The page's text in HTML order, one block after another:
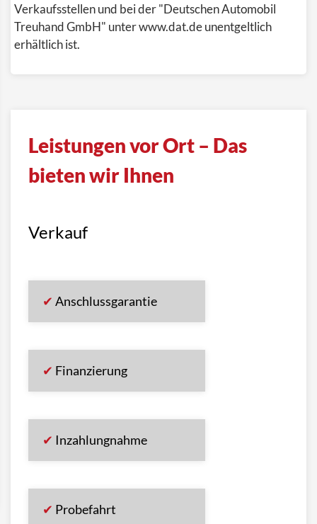
Verkaufsstellen und bei der "Deutschen Automobil
Treuhand GmbH" unter www.dat.de unentgeltlich
erhältlich ist.
Leistungen vor Ort – Das
bieten wir Ihnen
Verkauf
Anschlussgarantie
Finanzierung
Inzahlungnahme
Probefahrt